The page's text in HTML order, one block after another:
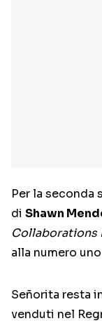
Per la seconda
di Shawn
Collaborations
alla numero
Señorita resta
venduti nel